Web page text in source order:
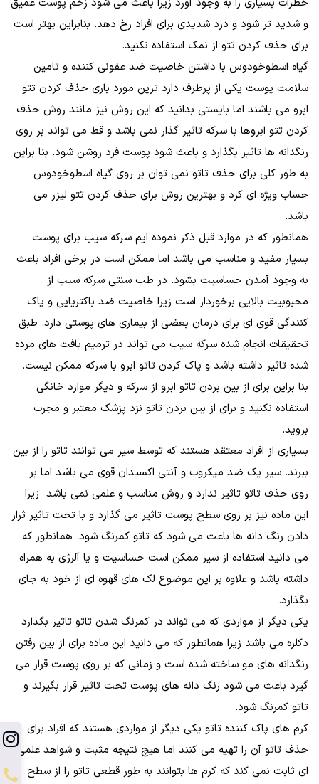
خطرات بسیاری را به وجود آورد زیرا باعث می شود زخم پوست عمیق
و شدید تر شود و درد شدیدی برای افراد رخ دهد. بنابراین بهتر است
برای حذف کردن تتو از نمک استفاده نکنید.
گیاه اسطوخودوس با داشتن خاصیت ضد عفونی کننده و تامین
سلامت پوست یکی از پرطرف دارد ترین مورد باری حذف کردن تتو
ابرو می باشند اما بایستی بدانید که این روش نیز مانند روش حذف
کردن تتو ابروها با سرکه تاثیر گذار نمی باشد و قط می تواند بر روی
رنگدانه ها تاثیر بگذارد و باعث شود پوست فرد روشن شود. بنا براین
به طور کلی برای حذف تاتو نمی توان بر روی گیاه اسطوخودوس
حساب ویژه ای کرد و بهترین روش برای حذف کردن تتو لیزر می
باشد.
همانطور که در موارد قبل ذکر نموده ایم سرکه سیب برای پوست
بسیار مفید و مناسب می باشد اما ممکن است در برخی افراد باعث
به وجود آمدن حساسیت بشود. در طب سنتی سرکه سیب از
محبوبیت بالایی برخوردار است زیرا خاصیت ضد باکتریایی و پاک
کنندگی قوی ای برای درمان بعضی از بیماری های پوستی دارد. طبق
تحقیقات انجام شده سرکه سیب می تواند در ترمیم بافت های مرده
شده تاثیر داشته باشد و پاک کردن تاتو ابرو با سرکه ممکن نیست.
بنا براین برای از بین بردن تاتو ابرو از سرکه و دیگر موارد خانگی
استفاده نکنید و برای از بین بردن تاتو نزد پزشک معتبر و مجرب
بروید.
بسیاری از افراد معتقد هستند که توسط سیر می توانند تاتو را از بین
ببرند. سیر یک ضد میکروب و آنتی اکسیدان قوی می باشد اما بر
روی حذف تاتو تاثیر ندارد و روش مناسب و علمی نمی باشد زیرا
این ماده نیز بر روی سطح پوست تاثیر می گذارد و با تحت تاثیر ثرار
دادن رنگ دانه ها باعث می شود که تاتو کمرنگ شود. همانطور که
می دانید استفاده از سیر ممکن است حساسیت و یا آلرژی به همراه
داشته باشد و علاوه بر این موضوع لک های قهوه ای از خود به جای
بگذارد.
یکی دیگر از مواردی که می تواند در کمرنگ شدن تاتو تاثیر بگذارد
دکلره می باشد زیرا همانطور که می دانید این ماده برای از بین رفتن
رنگدانه های مو ساخته شده است و زمانی که بر روی پوست قرار می
گیرد باعث می شود رنگ دانه های پوست تحت تاثیر قرار بگیرند و
تاتو کمرنگ شود.
کرم های پاک کننده تاتو یکی دیگر از مواردی هستند که افراد برای
حذف تاتو آن را تهیه می کنند اما هیچ نتیجه مثبت و شواهد علمی
ای ثابت نمی کند که کرم ها بتوانند به طور قطعی تاتو را از سطح